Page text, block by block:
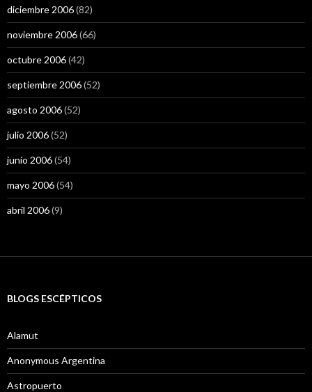
diciembre 2006(82)
noviembre 2006(66)
octubre 2006(42)
septiembre 2006(52)
agosto 2006(52)
julio 2006(52)
junio 2006(54)
mayo 2006(54)
abril 2006(9)
BLOGS ESCÉPTICOS
Alamut
Anonymous Argentina
Astropuerto